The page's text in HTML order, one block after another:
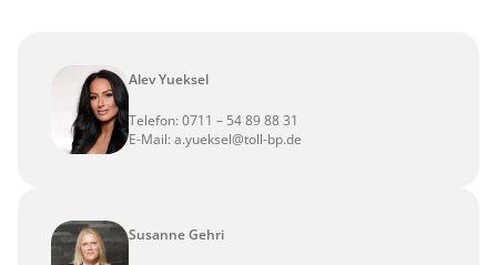
Alev Yueksel
Telefon: 0711 – 54 89 88 31
E-Mail: a.yueksel@toll-bp.de
Susanne Gehri